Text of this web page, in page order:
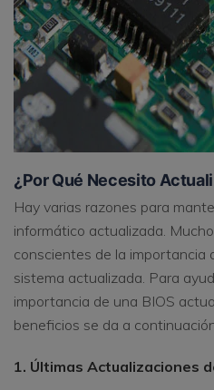
¿Por Qué Necesito
Hay varias razones para
informático actualizada.
conscientes de la importancia
sistema actualizada. Para
importancia de una BIOS
beneficios se da a
1. Últimas Actualizaciones